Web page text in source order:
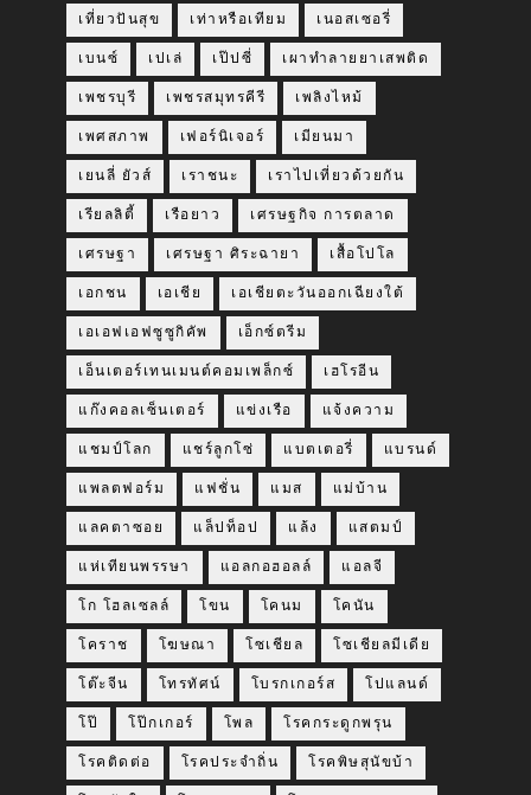
เที่ยวปันสุข เท่าหรือเทียม เนอสเซอรี่
เบนซ์ เปเล่ เป๊ปซี่ เผาทำลายยาเสพติด
เพชรบุรี เพชรสมุทรคีรี เพลิงไหม้
เพศสภาพ เฟอร์นิเจอร์ เมียนมา
เยนลี่ ยัวส์ เราชนะ เราไปเที่ยวด้วยกัน
เรียลลิตี้ เรือยาว เศรษฐกิจ การตลาด
เศรษฐา เศรษฐา ศิระฉายา เสื้อโปโล
เอกชน เอเชีย เอเชียตะวันออกเฉียงใต้
เอเอฟเอฟซูซูกิคัพ เอ็กซ์ตรีม
เอ็นเตอร์เทนเมนต์คอมเพล็กซ์ เฮโรอีน
แก๊งคอลเซ็นเตอร์ แข่งเรือ แจ้งความ
แชมป์โลก แชร์ลูกโซ่ แบตเตอรี่ แบรนด์
แพลตฟอร์ม แฟชั่น แมส แม่บ้าน
แลคตาซอย แล็ปท็อป แล้ง แสตมป์
แห่เทียนพรรษา แอลกอฮอลล์ แอลจี
โก โฮลเซลล์ โขน โคนม โคนัน
โคราช โฆษณา โซเชียล โซเชียลมีเดีย
โต๊ะจีน โทรทัศน์ โบรกเกอร์ส โปแลนด์
โป๊ โป๊กเกอร์ โพล โรคกระดูกพรุน
โรคติดต่อ โรคประจำถิ่น โรคพิษสุนัขบ้า